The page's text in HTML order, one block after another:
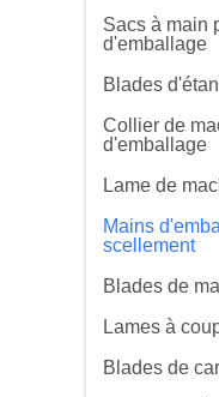
Sacs à main
d'emballage
Blades
Collier de
d'emballage
Lame de
Mains
scellement
Blades de
Lames à
Blades de